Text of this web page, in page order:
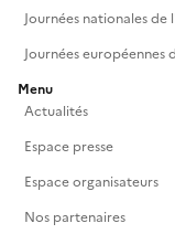
Journées nationales
Journées européennes
Menu
Actualités
Espace presse
Espace organisateurs
Nos partenaires